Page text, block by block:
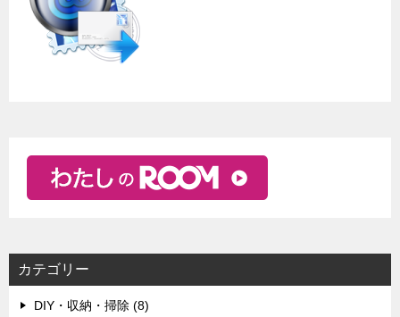
カテゴリー
DIY・収納・掃除 (8)